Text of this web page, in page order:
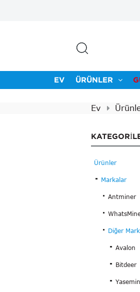
EV ÜRÜNLER
Ev
Ürünler
Markalar
Antminer
Diğer
Avalon
Bitdeer
Yasemin